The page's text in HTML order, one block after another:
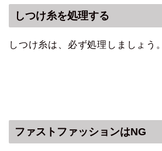
しつけ糸を処理する
しつけ糸は、必ず処理しましょう。
ファストファッションはNG